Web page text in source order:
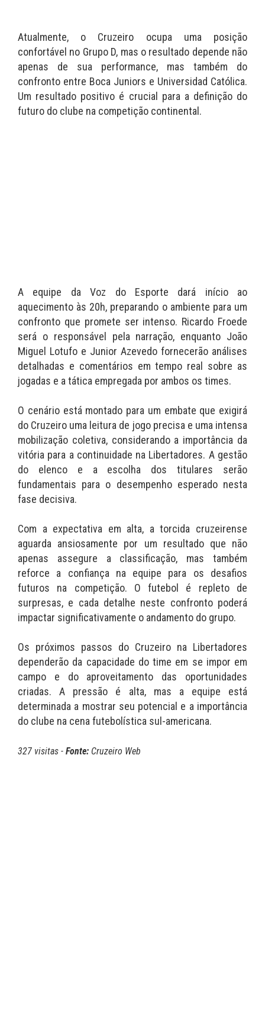
Atualmente, o Cruzeiro ocupa uma posição
confortável no Grupo D, mas o resultado depende não
apenas de sua performance, mas também do
confronto entre Boca Juniors e Universidad Católica.
Um resultado positivo é crucial para a definição do
futuro do clube na competição continental.
A equipe da Voz do Esporte dará início ao
aquecimento às 20h, preparando o ambiente para um
confronto que promete ser intenso. Ricardo Froede
será o responsável pela narração, enquanto João
Miguel Lotufo e Junior Azevedo fornecerão análises
detalhadas e comentários em tempo real sobre as
jogadas e a tática empregada por ambos os times.
O cenário está montado para um embate que exigirá
do Cruzeiro uma leitura de jogo precisa e uma intensa
mobilização coletiva, considerando a importância da
vitória para a continuidade na Libertadores. A gestão
do elenco e a escolha dos titulares serão
fundamentais para o desempenho esperado nesta
fase decisiva.
Com a expectativa em alta, a torcida cruzeirense
aguarda ansiosamente por um resultado que não
apenas assegure a classificação, mas também
reforce a confiança na equipe para os desafios
futuros na competição. O futebol é repleto de
surpresas, e cada detalhe neste confronto poderá
impactar significativamente o andamento do grupo.
Os próximos passos do Cruzeiro na Libertadores
dependerão da capacidade do time em se impor em
campo e do aproveitamento das oportunidades
criadas. A pressão é alta, mas a equipe está
determinada a mostrar seu potencial e a importância
do clube na cena futebolística sul-americana.
327 visitas - Fonte: Cruzeiro Web